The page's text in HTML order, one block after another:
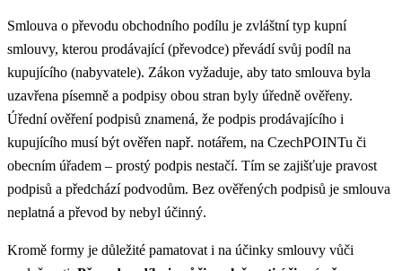
Smlouva o převodu obchodního podílu je zvláštní typ kupní
smlouvy, kterou prodávající (převodce) převádí svůj podíl na
kupujícího (nabyvatele). Zákon vyžaduje, aby tato smlouva byla
uzavřena písemně a podpisy obou stran byly úředně ověřeny.
Úřední ověření podpisů znamená, že podpis prodávajícího i
kupujícího musí být ověřen např. notářem, na CzechPOINTu či
obecním úřadem – prostý podpis nestačí. Tím se zajišťuje pravost
podpisů a předchází podvodům. Bez ověřených podpisů je smlouva
neplatná a převod by nebyl účinný.
Kromě formy je důležité pamatovat i na účinky smlouvy vůči